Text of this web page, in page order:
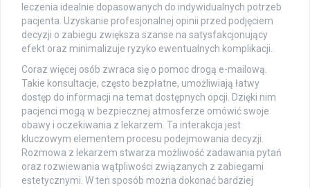
leczenia idealnie dopasowanych do indywidualnych potrzeb
pacjenta. Uzyskanie profesjonalnej opinii przed podjęciem
decyzji o zabiegu zwiększa szanse na satysfakcjonujący
efekt oraz minimalizuje ryzyko ewentualnych komplikacji.
Coraz więcej osób zwraca się o pomoc drogą e-mailową.
Takie konsultacje, często bezpłatne, umożliwiają łatwy
dostęp do informacji na temat dostępnych opcji. Dzięki nim
pacjenci mogą w bezpiecznej atmosferze omówić swoje
obawy i oczekiwania z lekarzem. Ta interakcja jest
kluczowym elementem procesu podejmowania decyzji.
Rozmowa z lekarzem stwarza możliwość zadawania pytań
oraz rozwiewania wątpliwości związanych z zabiegami
estetycznymi. W ten sposób można dokonać bardziej